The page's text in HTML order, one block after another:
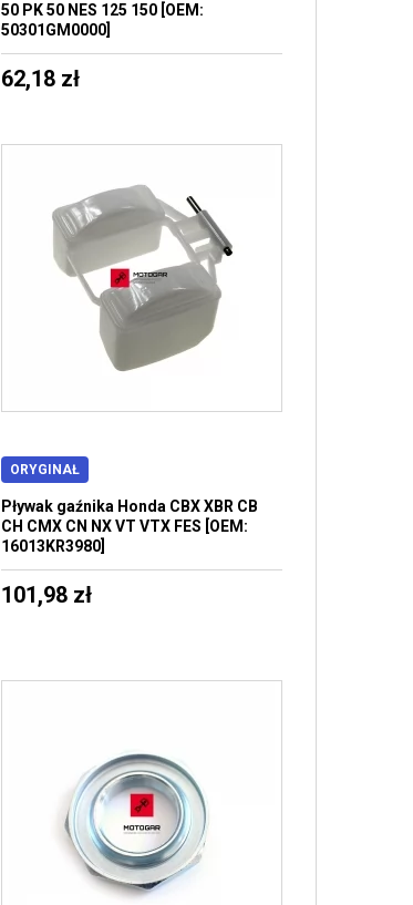
50 PK 50 NES 125 150 [OEM:
50301GM0000]
62,18 zł
ORYGINAŁ
Pływak gaźnika Honda CBX XBR CB
CH CMX CN NX VT VTX FES [OEM:
16013KR3980]
101,98 zł